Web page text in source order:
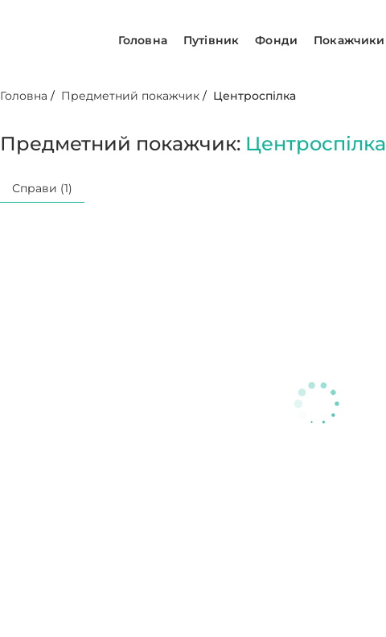
Головна Путівник Фонди Покажчики
Головна / Предметний покажчик / Центроспілка
Предметний покажчик: Центроспілка
Справи (1)